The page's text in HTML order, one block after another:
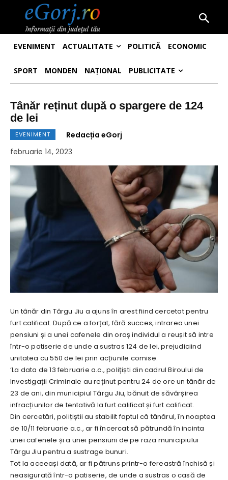
EVENIMENT ACTUALITATE POLITICĂ ECONOMIC
SPORT MONDEN NAȚIONAL PUBLICITATE
Tânăr reținut după o spargere de 124
de lei
EVENIMENT
Redacția eGorj
februarie 14, 2023
Un tânăr din Târgu Jiu a ajuns în arest fiind cercetat pentru
furt calificat. După ce a forțat, fără succes, intrarea unei
pensiuni și a unei cafenele din oraș individul a reușit să intre
într-o patiserie de unde a sustras 124 de lei, prejudiciind
unitatea cu 550 de lei prin acțiunile comise.
‘La data de 13 februarie a.c., polițiști din cadrul Biroului de
Investigații Criminale au reținut pentru 24 de ore un tânăr de
23 de ani, din municipiul Târgu Jiu, bănuit de săvârșirea
infracțiunilor de tentativă la furt calificat și furt calificat.
Din cercetări, polițiștii au stabilit faptul că tânărul, în noaptea
de 10/11 februarie a.c., ar fi încercat să pătrundă în incinta
unei cafenele și a unei pensiuni de pe raza municipiului
Târgu Jiu pentru a sustrage bunuri.
Tot la aceeași dată, ar fi pătruns printr-o fereastră închisă și
neasigurată într-o patiserie, de unde a sustras o casă de